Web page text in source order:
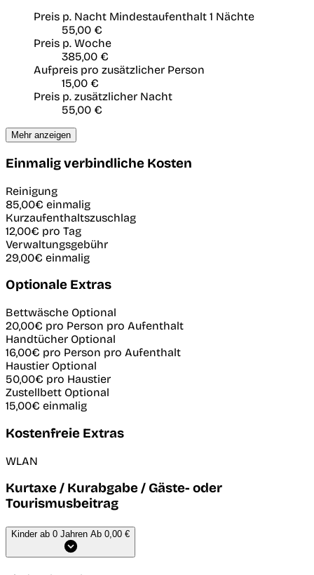
Preis p. Nacht Mindestaufenthalt 1 Nächte
55,00 €
Preis p. Woche
385,00 €
Aufpreis pro zusätzlicher Person
15,00 €
Preis p. zusätzlicher Nacht
55,00 €
Mehr anzeigen
Einmalig verbindliche Kosten
Reinigung
85,00€ einmalig
Kurzaufenthaltszuschlag
12,00€ pro Tag
Verwaltungsgebühr
29,00€ einmalig
Optionale Extras
Bettwäsche Optional
20,00€ pro Person pro Aufenthalt
Handtücher Optional
16,00€ pro Person pro Aufenthalt
Haustier Optional
50,00€ pro Haustier
Zustellbett Optional
15,00€ einmalig
Kostenfreie Extras
WLAN
Kurtaxe / Kurabgabe / Gäste- oder
Tourismusbeitrag
Kinder ab 0 Jahren Ab 0,00 €